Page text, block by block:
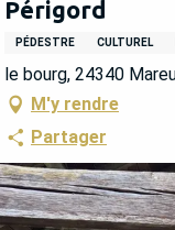
Périgord
PÉDESTRE CULTUREL
le bourg, 24340
M'y rendre
Partager